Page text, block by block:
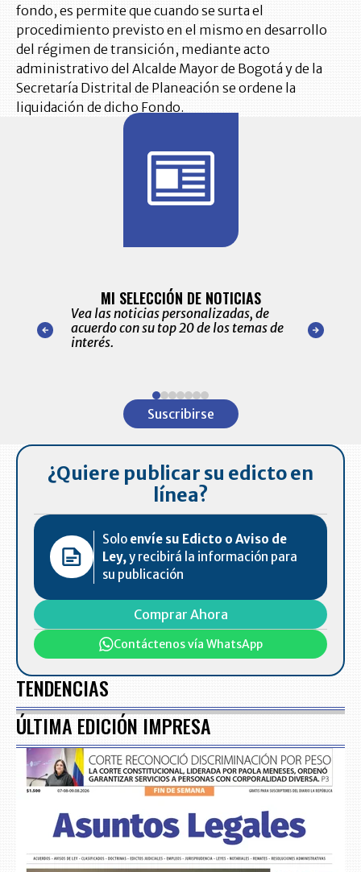
fondo, es permite que cuando se surta el
procedimiento previsto en el mismo en desarrollo
del régimen de transición, mediante acto
administrativo del Alcalde Mayor de Bogotá y de la
Secretaría Distrital de Planeación se ordene la
liquidación de dicho Fondo.
nuestro
para
MI SELECCIÓN DE NOTICIAS
Vea las noticias personalizadas, de
acuerdo con su top 20 de los temas de
interés.
de las
Suscribirse
¿Quiere publicar su edicto en
línea?
Solo envíe su Edicto o Aviso de
Ley,y recibirá la información para
su publicación
Comprar Ahora
Contáctenos vía WhatsApp
TENDENCIAS
ÚLTIMA EDICIÓN IMPRESA